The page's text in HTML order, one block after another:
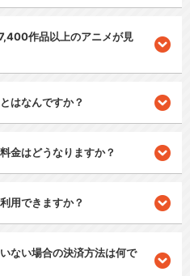
作品以上のアニメが見
はなんですか？
金はどうなりますか？
用できますか？
ない場合の決済方法は何で